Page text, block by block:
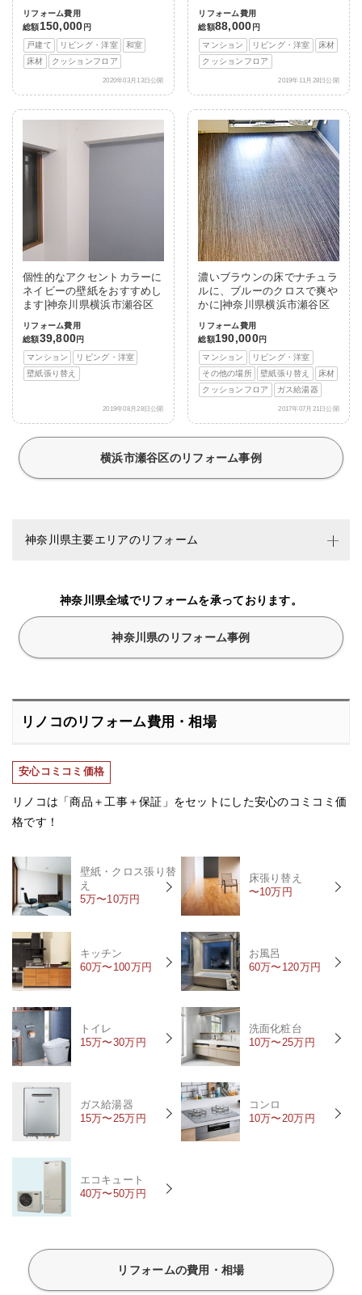
リフォーム費用
総額150,000 円
戸建て
リビング・洋室
和室
床材
クッションフロア
2020年03月13日公開
リフォーム費用
総額88,000 円
マンション
リビング・洋室
床材
クッションフロア
2019年11月28日公開
個性的なアクセントカラーに
ネイビーの壁紙をおすすめし
ます|神奈川県横浜市瀬谷区
リフォーム費用
総額39,800円
マンション
リビング・洋室
壁紙張り替え
2019年08月28日公開
濃いブラウンの床でナチュラ
ルに、ブルーのクロスで爽や
かに|神奈川県横浜市瀬谷区
リフォーム費用
総額190,000円
マンション
リビング・洋室
その他の場所
壁紙張り替え
床材
クッションフロア
ガス給湯器
2017年07月21日公開
横浜市瀬谷区のリフォーム事例
神奈川県主要エリアのリフォーム
神奈川県全域でリフォームを承っております。
神奈川県のリフォーム事例
リノコのリフォーム費用・相場
安心コミコミ価格
リノコは「商品＋工事＋保証」をセットにした安心のコミコミ価
格です！
壁紙・クロス張り替
え
5万〜10万円
床張り替え
〜10万円
キッチン
60万〜100万円
お風呂
60万〜120万円
トイレ
15万〜30万円
洗面化粧台
10万〜25万円
ガス給湯器
15万〜25万円
コンロ
10万〜20万円
エコキュート
40万〜50万円
リフォームの費用・相場